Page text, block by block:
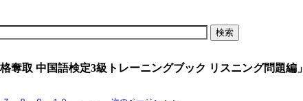
取 中国語検定3級トレーニングブック リスニング問題編」